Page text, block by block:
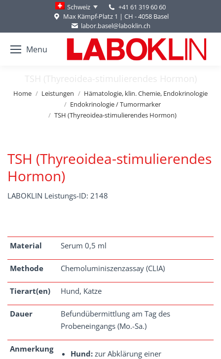
Schweiz
+41 61 319 60 60
Max Kämpf-Platz 1 | CH - 4058 Basel
labor.basel@laboklin.ch
Menu
TSH (Thyreoidea-stimulierendes Hormon)
You are here:
Home Leistungen
Hämatologie, klin. Chemie, Endokrinologie
Endokrinologie / Tumormarker
TSH (Thyreoidea-stimulierendes Hormon)
TSH (Thyreoidea-stimulierendes
Hormon)
LABOKLIN Leistungs-ID: 2148
Material Serum 0,5 ml
Methode Chemoluminiszenzassay (CLIA)
Tierart(en) Hund, Katze
Dauer
Befundübermittlung am Tag des
Probeneingangs (Mo.-Sa.)
Anmerkung Hund: zur Abklärung einer